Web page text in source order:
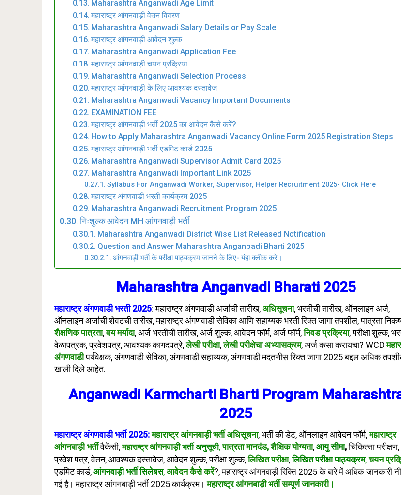
Maharashtra Anganwadi Age Limit
महाराष्ट्र आंगनवाड़ी वेतन विवरण
Maharashtra Anganwadi Salary Details or Pay Scale
महाराष्ट्र आंगनवाड़ी आवेदन शुल्क
Maharashtra Anganwadi Application Fee
महाराष्ट्र आंगनवाड़ी चयन प्रक्रिया
Maharashtra Anganwadi Selection Process
महाराष्ट्र आंगनवाड़ी के लिए आवश्यक दस्तावेज
Maharashtra Anganwadi Vacancy Important Documents
EXAMINATION FEE
महाराष्ट्र आंगनवाड़ी भर्ती 2025 का आवेदन कैसे करें?
How to Apply Maharashtra Anganwadi Vacancy Online Form 2025 Registration Steps
महाराष्ट्र आंगनवाड़ी भर्ती एडमिट कार्ड 2025
Maharashtra Anganwadi Supervisor Admit Card 2025
Maharashtra Anganwadi Important Link 2025
Syllabus For Anganwadi Worker, Supervisor, Helper Recruitment 2025- Click Here
महाराष्ट्र अंगणवाडी भरती कार्यक्रम 2025
Maharashtra Anganwadi Recruitment Program 2025
निःशुल्क आवेदन MH आंगनवाड़ी भर्ती
Maharashtra Anganwadi District Wise List Released Notification
Question and Answer Maharashtra Anganbadi Bharti 2025
आंगनवाड़ी भर्ती के परीक्षा पाठ्यक्रम जानने के लिए- यंहा क्लीक करे।
Maharashtra Anganvadi Bharati 2025
महाराष्ट्र अंगणवाडी भरती 2025:महाराष्ट्र अंगणवाडी अर्जाची तारीख,अधिसूचना, भरतीची तारीख, ऑनलाइन अर्ज,
ऑनलाइन अर्जाची शेवटची तारीख, महाराष्ट्र अंगणवाडी सेविका आणि सहाय्यक भरती रिक्त जागा तपशील, पात्रता
शैक्षणिक पात्रता,वय मर्यादा, अर्ज भरतीची तारीख, अर्ज शुल्क, आवेदन फॉर्म, अर्ज फॉर्म,निवड प्रक्रिया, परीक्षा शुल्क,
वेळापत्रक, प्रवेशपत्र, आवश्यक कागदपत्रे,लेखी परीक्षा,लेखी परीक्षेचा अभ्यासक्रम, अर्ज कसा करायचा? WCD
अंगणवाडीपर्यवेक्षक, अंगणवाडी सेविका, अंगणवाडी सहाय्यक, अंगणवाडी मदतनीस रिक्त जागा 2025 बद्दल अधिक
खाली दिले आहेत.
Anganwadi Karmcharti Bharti Program
2025
महाराष्ट्र अंगणवाडी भर्ती 2025:महाराष्ट्र आंगनबाड़ी भर्ती अधिसूचना, भर्ती की डेट, ऑनलाइन आवेदन फॉर्म,महाराष्ट्र
आंगनबाड़ी भर्तीवैकेंसी,महाराष्ट्रआंगनवाड़ीभर्ती अनुसूची, पात्रता मानदंड, शैक्षिक योग्यता,आयु सीमा,चिकित्सा परीक्षण,
प्रवेश पत्र, वेतन, आवश्यक दस्तावेज, आवेदन शुल्क,परीक्षा शुल्क,लिखित परीक्षा,लिखित परीक्षा पाठ्यक्रम,चयन
एडमिट कार्ड,आंगनवाड़ी भर्ती सिलेबस,आवेदन कैसे करें?,महाराष्ट्र आंगनवाड़ी रिक्ति 2025 के बारे में अधिक जानकारी
गई है। महाराष्ट्र आंगनबाड़ी भर्ती 2025 कार्यक्रम।महाराष्ट्र आंगनबाड़ी भर्ती सम्पूर्ण जानकारी।